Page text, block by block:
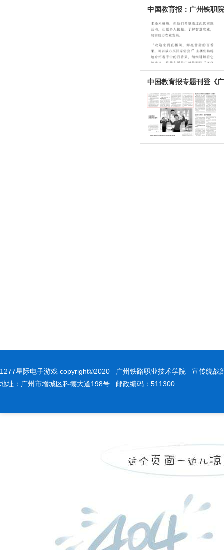
中国教育报：广州铁职
中国教育报专题刊登《
1277星际电子游戏 copyright©2020 广州铁路职业技术学院 宣传统
地址：广州市增城区科德大道198号 邮政编码：511300